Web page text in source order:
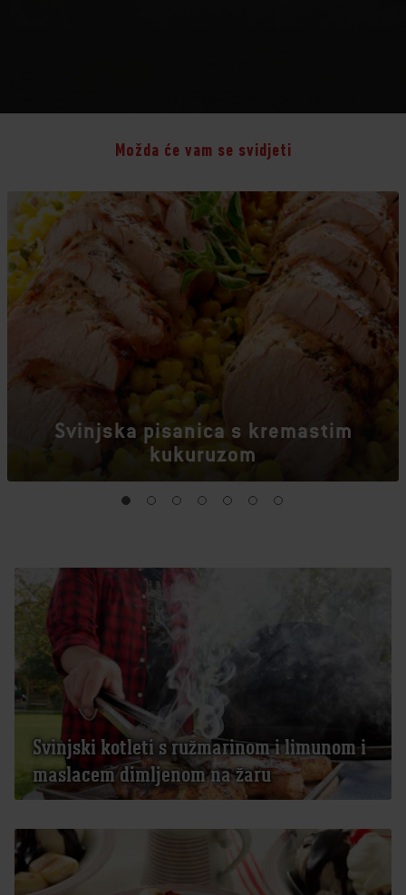
Možda će vam se svidjeti
Svinjska pisanica s kremastim
kukuruzom
Svinjski kotleti s ružmarinom i limunom i
maslacem dimljenom na žaru